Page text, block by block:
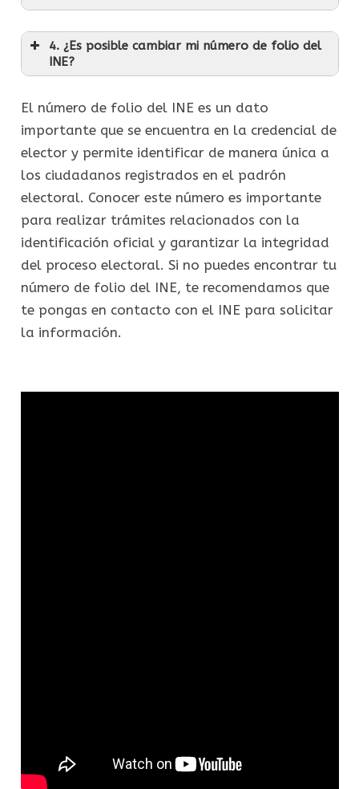
4. ¿Es posible cambiar mi número de folio del
INE?
El número de folio del INE es un dato
importante que se encuentra en la credencial de
elector y permite identificar de manera única a
los ciudadanos registrados en el padrón
electoral. Conocer este número es importante
para realizar trámites relacionados con la
identificación oficial y garantizar la integridad
del proceso electoral. Si no puedes encontrar tu
número de folio del INE, te recomendamos que
te pongas en contacto con el INE para solicitar
la información.